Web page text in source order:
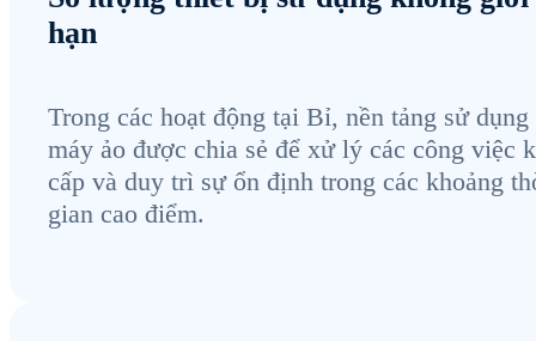
hạn
Trong các hoạt động tại Bỉ, nền tảng sử dụng
máy ảo được chia sẻ để xử lý các công việc
cấp và duy trì sự ổn định trong các khoảng
gian cao điểm.